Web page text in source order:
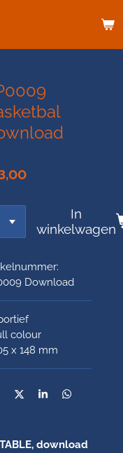
In
winkelwagen
Download
colour
x 148 mm
D
S
e
D
n
download